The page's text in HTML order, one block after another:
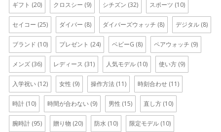
ギフト (20) クロスシー (9) シチズン (32) スポーツ (10)
セイコー (25) ダイバー (8) ダイバーズウォッチ (8) デジタル (8)
ブランド (10) プレゼント (24) ベビーG (8) ペアウォッチ (9)
メンズ (36) レディース (31) 人気モデル (10) 使い方 (9)
入学祝い (12) 女性 (9) 操作方法 (11) 時刻合わせ (11)
時計 (10) 時間が合わない (9) 男性 (15) 直し方 (10)
腕時計 (95) 贈り物 (20) 防水 (10) 限定モデル (10)